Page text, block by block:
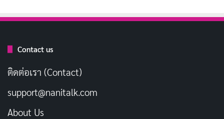
อันไพเราะและแต่งเพลงได้อย่างงดงาม นอกจากนี้ยังมี
ประติมากรรม เธอมีความรู้ในด้านวิทยาการต่างๆ เช่น
ดาราศาสตร์ คณิตศาสตร์ และปรัชญา
ผู้ประดิษฐ์กระทง: ต้นกำเนิดประเพณีลอยกระทง
Contact us
ติดต่อเรา (Contact)
support@nanitalk.com
About Us